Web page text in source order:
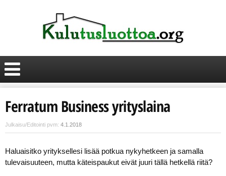
Ferratum Business yrityslaina
Julkaisu/Editointi pvm: 4.1.2018
Haluaisitko yrityksellesi lisää potkua nykyhetkeen ja samalla
tulevaisuuteen, mutta käteispaukut eivät juuri tällä hetkellä riitä?